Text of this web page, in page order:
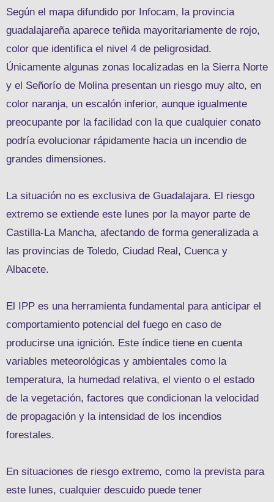
Según el mapa difundido por Infocam, la provincia
guadalajareña aparece teñida mayoritariamente de rojo,
color que identifica el nivel 4 de peligrosidad.
Únicamente algunas zonas localizadas en la Sierra Norte
y el Señorío de Molina presentan un riesgo muy alto, en
color naranja, un escalón inferior, aunque igualmente
preocupante por la facilidad con la que cualquier conato
podría evolucionar rápidamente hacia un incendio de
grandes dimensiones.
La situación no es exclusiva de Guadalajara. El riesgo
extremo se extiende este lunes por la mayor parte de
Castilla-La Mancha, afectando de forma generalizada a
las provincias de Toledo, Ciudad Real, Cuenca y
Albacete.
El IPP es una herramienta fundamental para anticipar el
comportamiento potencial del fuego en caso de
producirse una ignición. Este índice tiene en cuenta
variables meteorológicas y ambientales como la
temperatura, la humedad relativa, el viento o el estado
de la vegetación, factores que condicionan la velocidad
de propagación y la intensidad de los incendios
forestales.
En situaciones de riesgo extremo, como la prevista para
este lunes, cualquier descuido puede tener